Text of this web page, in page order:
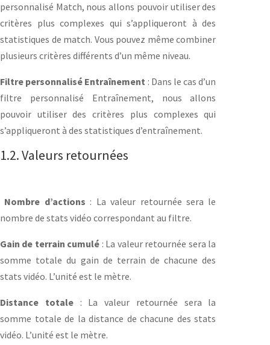
personnalisé Match, nous allons pouvoir utiliser des
critères plus complexes qui s’appliqueront à des
statistiques de match. Vous pouvez même combiner
plusieurs critères différents d’un même niveau.
Filtre personnalisé Entraînement : Dans le cas d’un
filtre personnalisé Entraînement, nous allons
pouvoir utiliser des critères plus complexes qui
s’appliqueront à des statistiques d’entraînement.
1.2. Valeurs retournées
Nombre d’actions : La valeur retournée sera le
nombre de stats vidéo correspondant au filtre.
Gain de terrain cumulé : La valeur retournée sera la
somme totale du gain de terrain de chacune des
stats vidéo. L’unité est le mètre.
Distance totale: La valeur retournée sera la
somme totale de la distance de chacune des stats
vidéo. L’unité est le mètre.